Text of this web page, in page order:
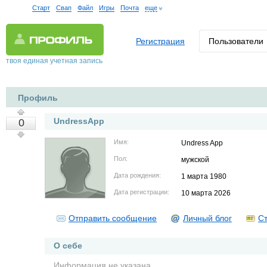
Старт Свап Файл Игры Почта еще
твоя единая учетная запись
Регистрация Пользователи
Профиль
0 UndressApp
Имя: Undress App
Пол: мужской
Дата рождения: 1 марта 1980
Дата регистрации: 10 марта 2026
Отправить сообщение Личный блог
О себе